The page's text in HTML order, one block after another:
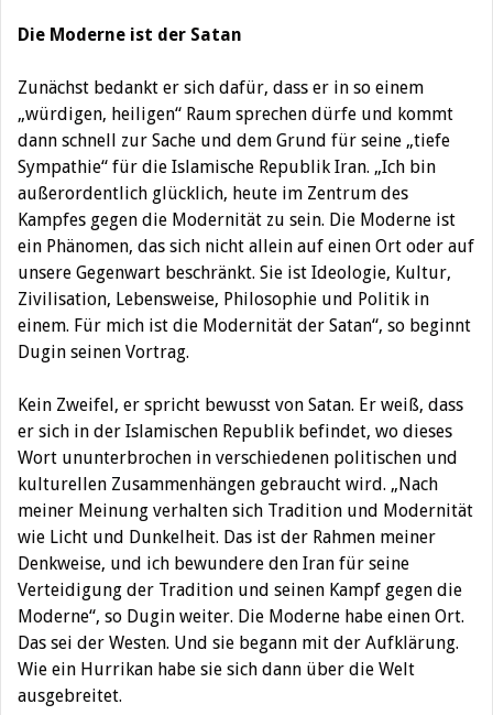
Die Moderne ist der Satan
Zunächst bedankt er sich dafür, dass er in so einem
„würdigen, heiligen“ Raum sprechen dürfe und kommt
dann schnell zur Sache und dem Grund für seine „tiefe
Sympathie“ für die Islamische Republik Iran. „Ich bin
außerordentlich glücklich, heute im Zentrum des
Kampfes gegen die Modernität zu sein. Die Moderne ist
ein Phänomen, das sich nicht allein auf einen Ort oder auf
unsere Gegenwart beschränkt. Sie ist Ideologie, Kultur,
Zivilisation, Lebensweise, Philosophie und Politik in
einem. Für mich ist die Modernität der Satan“, so beginnt
Dugin seinen Vortrag.
Kein Zweifel, er spricht bewusst von Satan. Er weiß, dass
er sich in der Islamischen Republik befindet, wo dieses
Wort ununterbrochen in verschiedenen politischen und
kulturellen Zusammenhängen gebraucht wird. „Nach
meiner Meinung verhalten sich Tradition und Modernität
wie Licht und Dunkelheit. Das ist der Rahmen meiner
Denkweise, und ich bewundere den Iran für seine
Verteidigung der Tradition und seinen Kampf gegen die
Moderne“, so Dugin weiter. Die Moderne habe einen Ort.
Das sei der Westen. Und sie begann mit der Aufklärung.
Wie ein Hurrikan habe sie sich dann über die Welt
ausgebreitet.